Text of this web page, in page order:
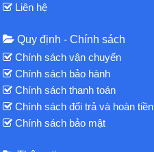
Liên hệ
Quy định - Chính sách
Chính sách vận chuyển
Chính sách bảo hành
Chính sách thanh toán
Chính sách đổi trả và hoàn tiền
Chính sách bảo mật